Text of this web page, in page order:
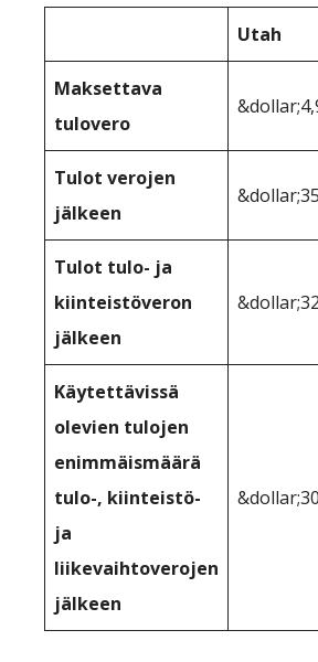
Utah
Maksettava
tulovero
Tulot verojen
jälkeen
Tulot tulo- ja
kiinteistöveron
jälkeen
Käytettävissä
olevien tulojen
enimmäismäärä
tulo-, kiinteistö-
ja
liikevaihtoverojen
jälkeen